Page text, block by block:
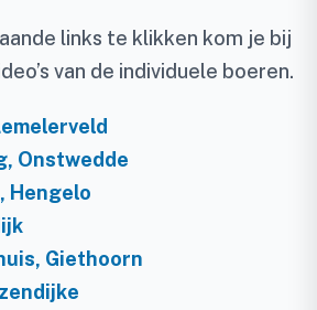
links te klikken kom je bij
van de individuele boeren.
Onstwedde
Hengelo
Giethoorn